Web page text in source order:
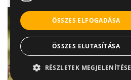
ÖSSZES ELFOGADÁSA
ÖSSZES ELUTASÍTÁSA
RÉSZLETEK MEGJELENÍTÉSE